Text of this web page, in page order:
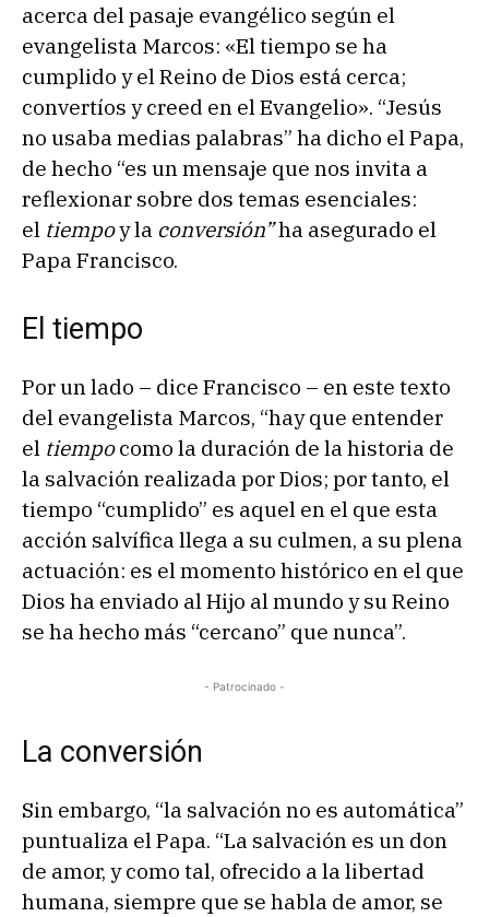
acerca del pasaje evangélico según el
evangelista Marcos: «El tiempo se ha
cumplido y el Reino de Dios está cerca;
convertíos y creed en el Evangelio». “Jesús
no usaba medias palabras” ha dicho el Papa,
de hecho “es un mensaje que nos invita a
reflexionar sobre dos temas esenciales:
el tiempoy la conversión”ha asegurado el
Papa Francisco.
El tiempo
Por un lado – dice Francisco – en este texto
del evangelista Marcos, “hay que entender
el tiempocomo la duración de la historia de
la salvación realizada por Dios; por tanto, el
tiempo “cumplido” es aquel en el que esta
acción salvífica llega a su culmen, a su plena
actuación: es el momento histórico en el que
Dios ha enviado al Hijo al mundo y su Reino
se ha hecho más “cercano” que nunca”.
- Patrocinado -
La conversión
Sin embargo, “la salvación no es automática”
puntualiza el Papa. “La salvación es un don
de amor, y como tal, ofrecido a la libertad
humana, siempre que se habla de amor, se